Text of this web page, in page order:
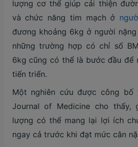
lượng cơ thể giúp cải thiện
và chức năng tim mạch ở
đương khoảng 6kg ở người
những trường hợp có chỉ số
6kg cũng có thể là bước đầu để
tiến triển.
Một nghiên cứu được công bố
Journal of Medicine cho thấy,
lượng có thể mang lại lợi ích
ngay cả trước khi đạt mức cân